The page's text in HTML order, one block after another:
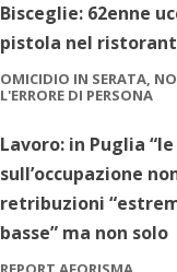
Bisceglie: 62enne
pistola nel
OMICIDIO IN SERATA,
L'ERRORE DI PERSONA
Lavoro: in Puglia
sull’occupazione
retribuzioni
basse” ma non solo